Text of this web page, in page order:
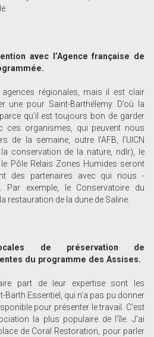
avec l’Agence française de
agences régionales, mais il est clair
une pour Saint-Barthélemy. D’où la
qu’il est toujours bon de garder
ces organismes, qui peuvent nous
de la semaine, outre l’AFB, l’UICN
conservation de la nature, ndlr), le
Pôle Relais Zones Humides seront
des partenaires avec qui nous
Par exemple, le Conservatoire du
restauration de la dune de Saline.
de préservation de
du programme des Assises.
part de leur expertise sont les
Barth Essentiel, qui n’a pas pu donner
pour présenter le travail. C’est
la plus populaire de l’île. J’ai
de Coral Restoration, pour parler